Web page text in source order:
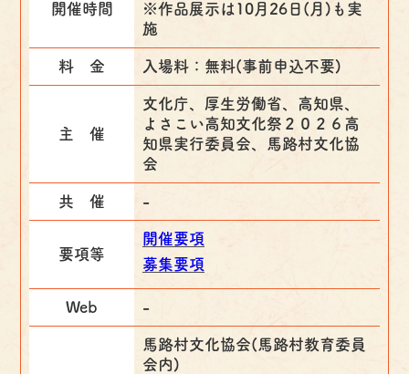
開催時間
※作品展示は10月26日(月)も実
施
料 金 入場料：無料(事前申込不要)
主 催
文化庁、厚生労働省、高知県、
よさこい高知文化祭２０２６高
知県実行委員会、馬路村文化協
会
共 催 -
要項等
開催要項
募集要項
Web -
馬路村文化協会(馬路村教育委員
会内)